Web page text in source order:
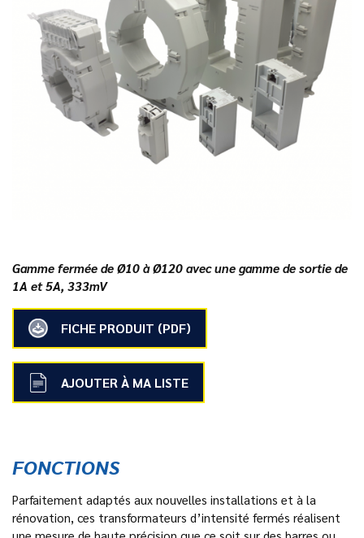
Gamme fermée de Ø10 à Ø120 avec une gamme de sortie de
1A et 5A, 333mV
FICHE PRODUIT (PDF)
AJOUTER À MA LISTE
FONCTIONS
Parfaitement adaptés aux nouvelles installations et à la
rénovation, ces transformateurs d’intensité fermés réalisent